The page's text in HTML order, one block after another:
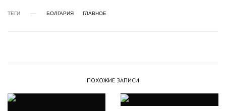
ТЕГИ БОЛГАРИЯ ГЛАВНОЕ
ПОХОЖИЕ ЗАПИСИ